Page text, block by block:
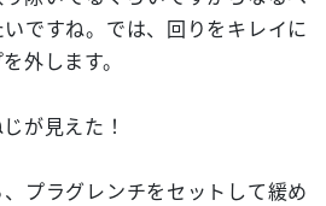
ですね。では、回りをキレイに
外します。
が見えた！
ラグレンチをセットして緩め